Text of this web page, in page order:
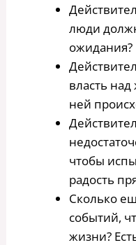
люди
ожидания?
власть
ней
чтобы
радость
Сколько
событий,
жизни?